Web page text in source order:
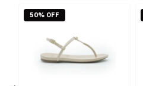
50% OFF